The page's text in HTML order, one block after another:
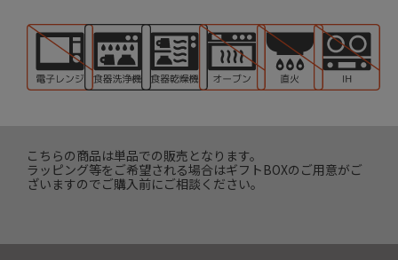
こちらの商品は単品での販売となります。
ラッピング等をご希望される場合はギフトBOXのご用意がご
ざいますのでご購入前にご相談ください。